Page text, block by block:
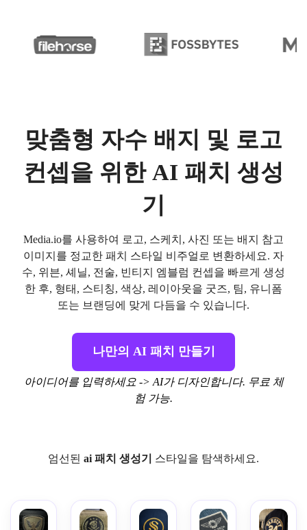
맞춤형 자수 배지 및 로고
컨셉을 위한 AI 패치 생성
기
Media.io를 사용하여 로고, 스케치, 사진 또는 배지 참고
이미지를 정교한 패치 스타일 비주얼로 변환하세요. 자
수, 위븐, 셰닐, 전술, 빈티지 엠블럼 컨셉을 빠르게 생성
한 후, 형태, 스티칭, 색상, 레이아웃을 굿즈, 팀, 유니폼
또는 브랜딩에 맞게 다듬을 수 있습니다.
나만의 AI 패치 만들기
아이디어를 입력하세요 -> AI가 디자인합니다. 무료 체
험 가능.
엄선된 ai 패치 생성기 스타일을 탐색하세요.